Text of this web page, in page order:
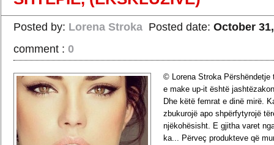
Posted by: Lorena Stroka Posted date: October
comment : 0
© Lorena Stroka Përshëndetje
e make up-it është
Dhe këtë femrat e dinë mirë.
zbukurojë apo shpërfytyrojë
njëkohësisht. E gjitha varet
ka... Përveç produkteve që